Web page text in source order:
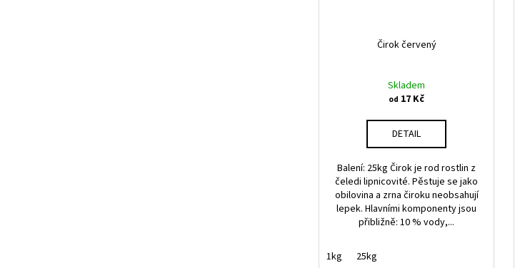
Čirok červený
Skladem
od 17 Kč
DETAIL
Balení: 25kg Čirok je rod rostlin z
čeledi lipnicovité. Pěstuje se jako
obilovina a zrna čiroku neobsahují
lepek. Hlavními komponenty jsou
přibližně: 10 % vody,...
1kg 25kg